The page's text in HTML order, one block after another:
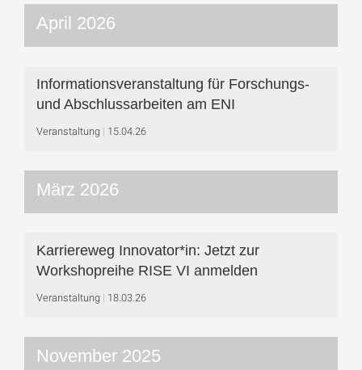
April 2026
Informationsveranstaltung für Forschungs-
und Abschlussarbeiten am ENI
Veranstaltung 15.04.26
März 2026
Karriereweg Innovator*in: Jetzt zur
Workshop­reihe RISE VI anmelden
Veranstaltung 18.03.26
November 2025